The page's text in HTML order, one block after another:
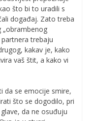
što bi to uradili s
događaj. Zato treba
trebaju
kakav je, kako
vaš štit, a kako vi
da se emocije smire,
što se dogodilo, pri
da ne osuđuju